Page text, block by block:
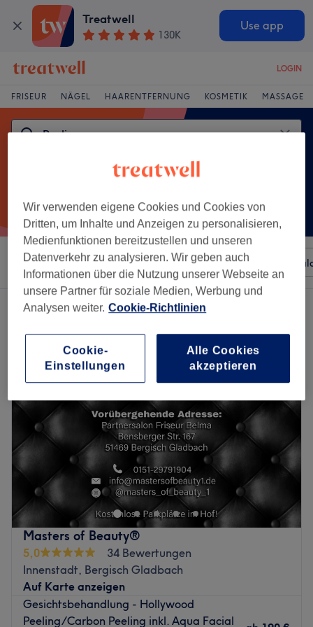
Treatwell
130K
Use app
LOGIN
FRISEUR NÄGEL HAARENTFERNUNG KOSMETIK MASSAGE
Sortieren nach Beliebiger Preis Besonderheiten
Ein Salon, der anbietet:
peeling in der Nähe von Innenstadt, Bergisch Gladbach
Masters of Beauty®
5,0
34 Bewertungen
Innenstadt, Bergisch Gladbach
Auf Karte anzeigen
Gesichtsbehandlung - Hollywood
Peeling/Carbon Peeling inkl. Aqua Facial
Wir verwenden eigene Cookies und Cookies von
Dritten, um Inhalte und Anzeigen zu personalisieren,
Medienfunktionen bereitzustellen und unseren
Datenverkehr zu analysieren. Wir geben auch
Informationen über die Nutzung unserer Webseite an
unsere Partner für soziale Medien, Werbung und
Analysen weiter. Cookie-Richtlinien
Cookie-
Einstellungen
Alle Cookies
akzeptieren